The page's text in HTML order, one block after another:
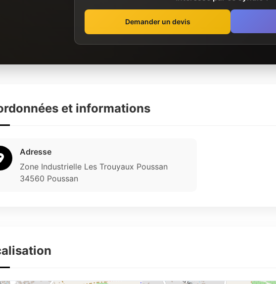
Demander un devis
et informations
Adresse
Zone Industrielle Les Trouyaux Poussan
34560 Poussan